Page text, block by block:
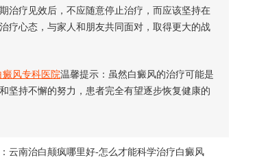
治疗见效后，不应随意停止治疗，而应该坚持在
疗心态，与家人和朋友共同面对，取得更大的战
癜风专科医院温馨提示：虽然白癜风的治疗可能是
坚持不懈的努力，患者完全有望逐步恢复健康的
云南治白颠疯哪里好-怎么才能科学治疗白癜风